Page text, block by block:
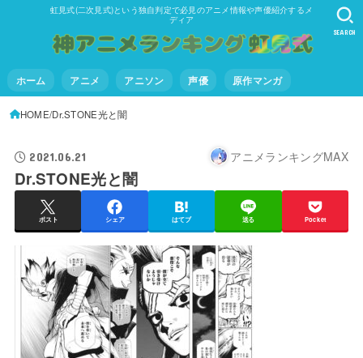
虹見式(二次見式)という独自判定で必見のアニメ情報や声優紹介するメ
ディア
ホーム アニメ アニソン 声優 原作マンガ
SEARCH
HOME Dr.STONE光と闇
2021.06.21 アニメランキングMAX
Dr.STONE光と闇
ポスト シェア はてブ 送る Pocket